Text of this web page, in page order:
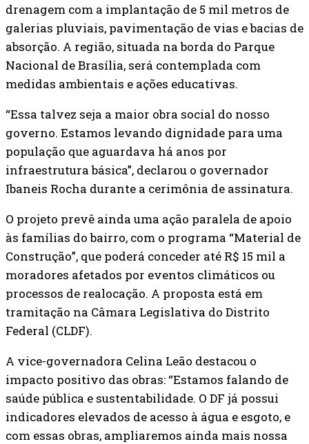
drenagem com a implantação de 5 mil metros de
galerias pluviais, pavimentação de vias e bacias de
absorção. A região, situada na borda do Parque
Nacional de Brasília, será contemplada com
medidas ambientais e ações educativas.
“Essa talvez seja a maior obra social do nosso
governo. Estamos levando dignidade para uma
população que aguardava há anos por
infraestrutura básica”, declarou o governador
Ibaneis Rocha durante a cerimônia de assinatura.
O projeto prevê ainda uma ação paralela de apoio
às famílias do bairro, com o programa “Material de
Construção”, que poderá conceder até R$ 15 mil a
moradores afetados por eventos climáticos ou
processos de realocação. A proposta está em
tramitação na Câmara Legislativa do Distrito
Federal (CLDF).
A vice-governadora Celina Leão destacou o
impacto positivo das obras: “Estamos falando de
saúde pública e sustentabilidade. O DF já possui
indicadores elevados de acesso à água e esgoto, e
com essas obras, ampliaremos ainda mais nossa